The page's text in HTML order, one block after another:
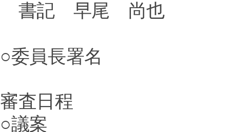
書記 早尾 尚也
○委員長署名
審査日程
○議案